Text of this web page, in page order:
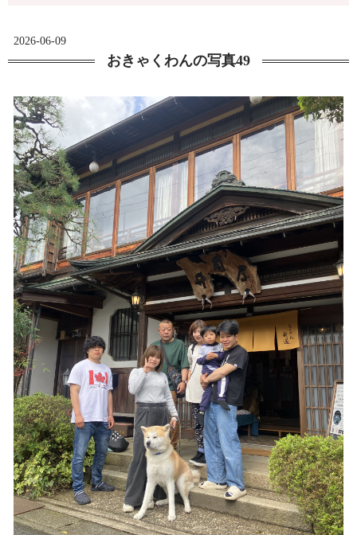
2026-06-09
おきゃくわんの写真49